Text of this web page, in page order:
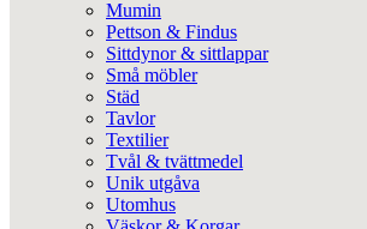
Mumin
Pettson & Findus
Sittdynor & sittlappar
Små möbler
Städ
Tavlor
Textilier
Tvål & tvättmedel
Unik utgåva
Utomhus